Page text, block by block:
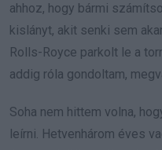
ahhoz, hogy bármi
kislányt, akit senki sem
Rolls-Royce parkolt le a
addig róla gondoltam,
Soha nem hittem volna,
leírni. Hetvenhárom éves